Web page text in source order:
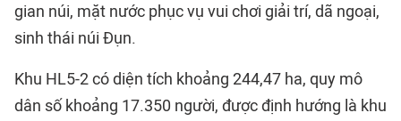
gian núi, mặt nước phục vụ vui chơi giải trí, dã ngoại,
sinh thái núi Đụn.
Khu HL5-2 có diện tích khoảng 244,47 ha, quy mô
dân số khoảng 17.350 người, được định hướng là khu